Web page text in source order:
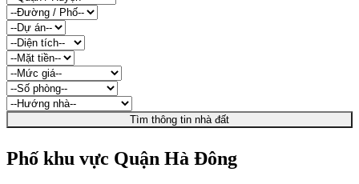
Tìm thông tin nhà đất
Phố khu vực Quận Hà Đông